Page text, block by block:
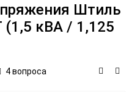
Штиль
(1,5 кВА / 1,125
4 вопроса